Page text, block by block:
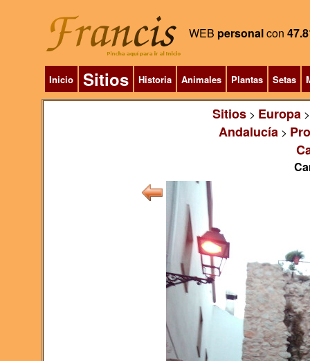
WEB personalcon
Inicio Sitios Historia Animales Plantas Setas
Sitios> Europa
Andalucía>